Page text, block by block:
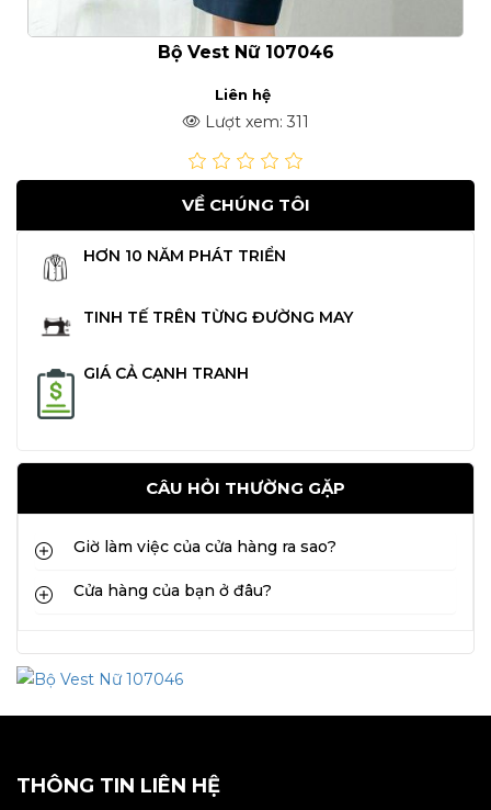
Bộ Vest Nữ 107046
Liên hệ
Lượt xem: 311
VỀ CHÚNG TÔI
HƠN 10 NĂM PHÁT TRIỂN
TINH TẾ TRÊN TỪNG ĐƯỜNG MAY
GIÁ CẢ CẠNH TRANH
CÂU HỎI THƯỜNG GẶP
Giờ làm việc của cửa hàng ra sao?
Cửa hàng của bạn ở đâu?
THÔNG TIN LIÊN HỆ